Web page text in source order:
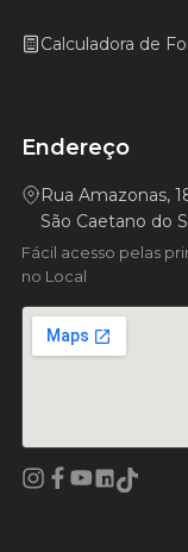
Calculadora de
Endereço
Rua Amazonas,
São Caetano do
Fácil acesso pelas
no Local